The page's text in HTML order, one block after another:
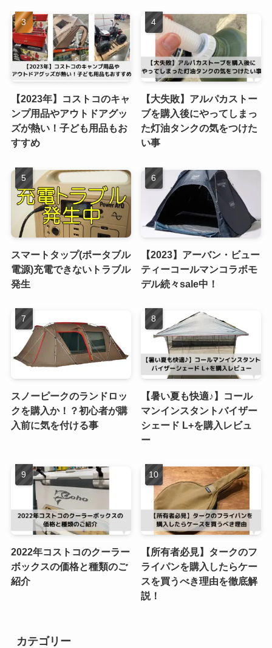
【2023年】コストコのキャ
ンプ用品やアウトドアグッ
ズが熱い！子ども用品もお
すすめ
【大失敗】アルパカストー
ブを購入後にやってしまっ
た灯油タンクの気をつけた
い事
スマートタップ(ポータブル
電源)充電できないトラブル
発生
【2023】アーバン・ビュー
ティーコールマンコラボモ
デル続々sale中！
スノーピークのランドロッ
クを購入か！？初心者が購
入前に気を付ける事
【暑い夏も快適♪】コール
マンインスタントバイザー
シェード L+を購入レビュ
ー
2022年コストコのクーラー
ボックスの価格と種類のご
紹介
【所有者必見】タークのフ
ライパンを購入したらケー
スを買うべき理由を徹底解
説！
カテゴリー